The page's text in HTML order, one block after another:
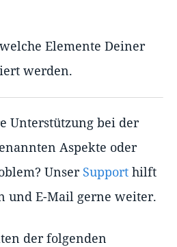
Elemente Deiner
werden.
Unterstützung bei der
Aspekte oder
Unser Support hilft
und E-Mail gerne weiter.
der folgenden